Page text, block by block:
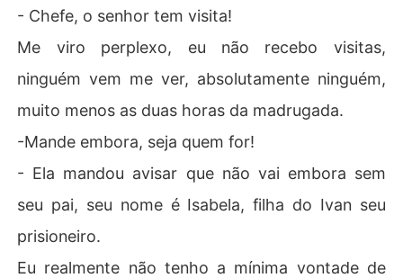
- Chefe, o senhor tem visita!
Me viro perplexo, eu não recebo visitas,
ninguém vem me ver, absolutamente ninguém,
muito menos as duas horas da madrugada.
-Mande embora, seja quem for!
- Ela mandou avisar que não vai embora sem
seu pai, seu nome é Isabela, filha do Ivan seu
prisioneiro.
Eu realmente não tenho a mínima vontade de